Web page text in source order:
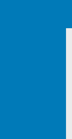
Item